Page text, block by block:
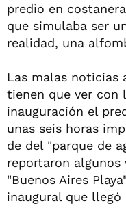
predio en
que simulaba ser
realidad, una
Las malas noticias
tienen que ver con
inauguración el
unas seis horas
de del "parque de
reportaron algunos
"Buenos Aires
inaugural que